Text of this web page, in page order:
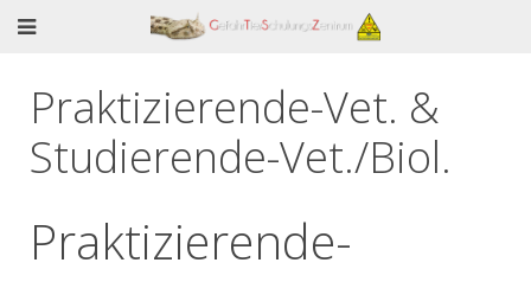
Praktizierende-Vet. &
Studierende-Vet./Biol.
Praktizierende-